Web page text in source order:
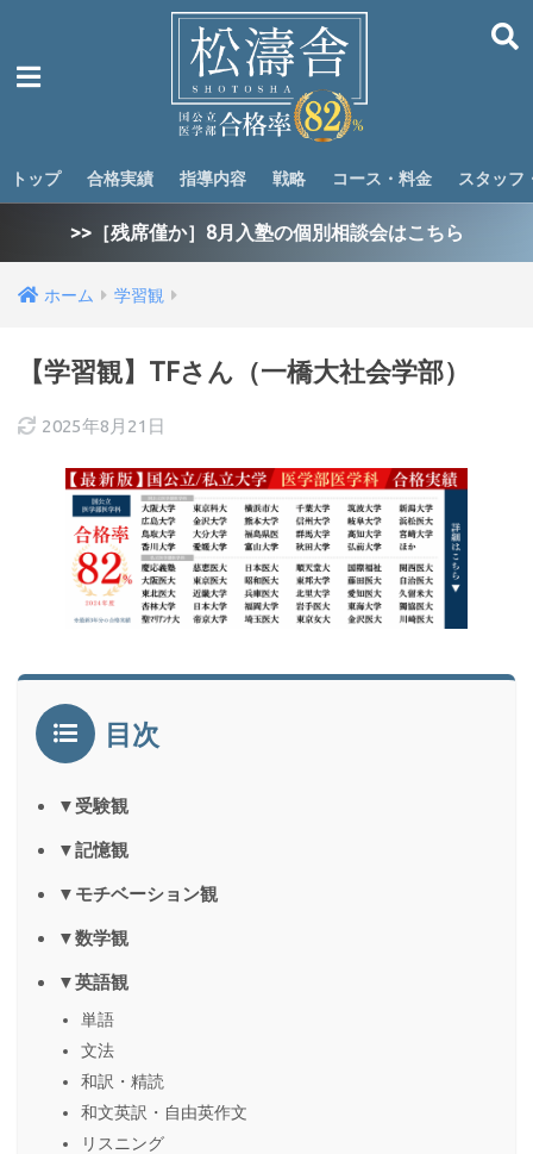
トップ 合格実績 指導内容 戦略 コース・料金 スタッフ
>>［残席僅か］8月入塾の個別相談会はこちら
ホーム 学習観
【学習観】TFさん（一橋大社会学部）
2025年8月21日
目次
▼受験観
▼記憶観
▼モチベーション観
▼数学観
▼英語観
単語
文法
和訳・精読
和文英訳・自由英作文
リスニング